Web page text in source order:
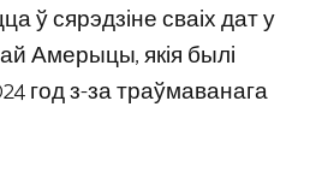
ў сярэдзіне сваіх дат у
Амерыцы, якія былі
год з-за траўмаванага